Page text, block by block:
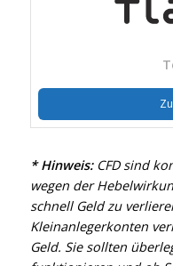
* Hinweis: CFD sind
wegen der
schnell Geld zu
Kleinanlegerkonten
Geld. Sie sollten